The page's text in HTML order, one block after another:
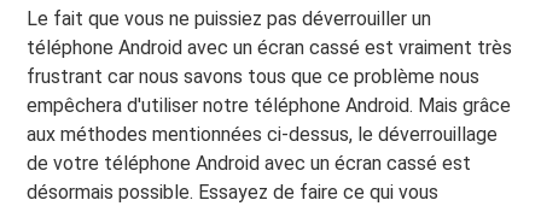
Le fait que vous ne puissiez pas déverrouiller un
téléphone Android avec un écran cassé est vraiment très
frustrant car nous savons tous que ce problème nous
empêchera d'utiliser notre téléphone Android. Mais grâce
aux méthodes mentionnées ci-dessus, le déverrouillage
de votre téléphone Android avec un écran cassé est
désormais possible. Essayez de faire ce qui vous